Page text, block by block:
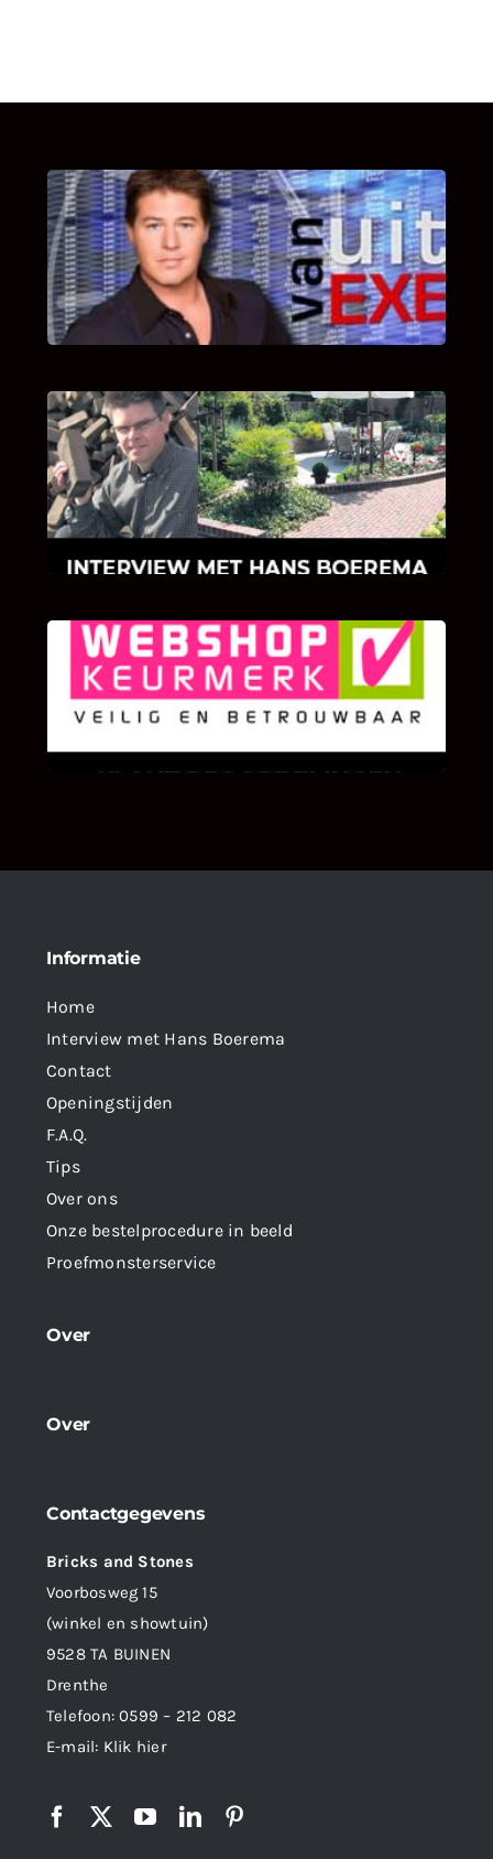
UITSTEL VAN EXECUTIE
Bekijk hier de fragmenten van de deelname
van Bricks and Stones aan dit programma.
INTERVIEW MET HANS BOEREMA
Hoe Bricks and Stones ontstaan is en wat
Hans Boerema motiveert in de wereld van
klinkers en tegels!
KLANT BEOORDELINGEN
We zijn er zeer op gesteld om te weten wat u
als klant van ons en onze diensten vindt.
Informatie
Home
Interview met Hans Boerema
Contact
Openingstijden
F.A.Q.
Tips
Over ons
Onze bestelprocedure in beeld
Proefmonsterservice
Over
Over
Contactgegevens
Bricks and Stones
Voorbosweg 15
(winkel en showtuin)
9528 TA BUINEN
Drenthe
Telefoon:0599 – 212 082
E-mail: Klik hier